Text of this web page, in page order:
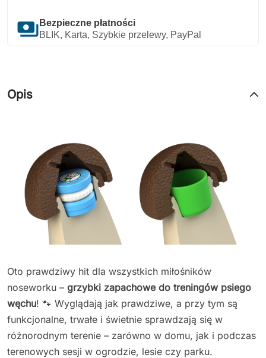
payments Bezpieczne płatności
BLIK, Karta, Szybkie przelewy, PayPal
Opis
Oto prawdziwy hit dla wszystkich miłośników
noseworku – grzybki zapachowe do treningów psiego
węchu! 🐾 Wyglądają jak prawdziwe, a przy tym są
funkcjonalne, trwałe i świetnie sprawdzają się w
różnorodnym terenie – zarówno w domu, jak i podczas
terenowych sesji w ogrodzie, lesie czy parku.